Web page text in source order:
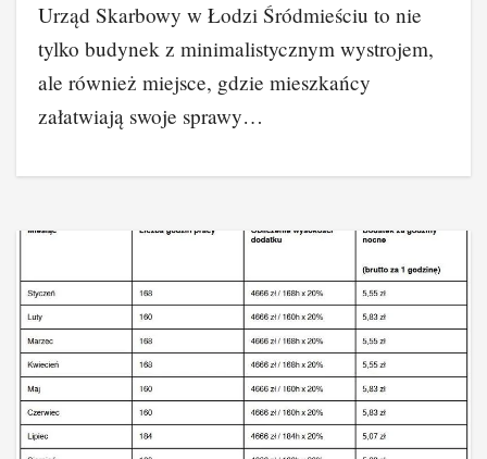
Urząd Skarbowy w Łodzi Śródmieściu to nie
tylko budynek z minimalistycznym wystrojem,
ale również miejsce, gdzie mieszkańcy
załatwiają swoje sprawy…